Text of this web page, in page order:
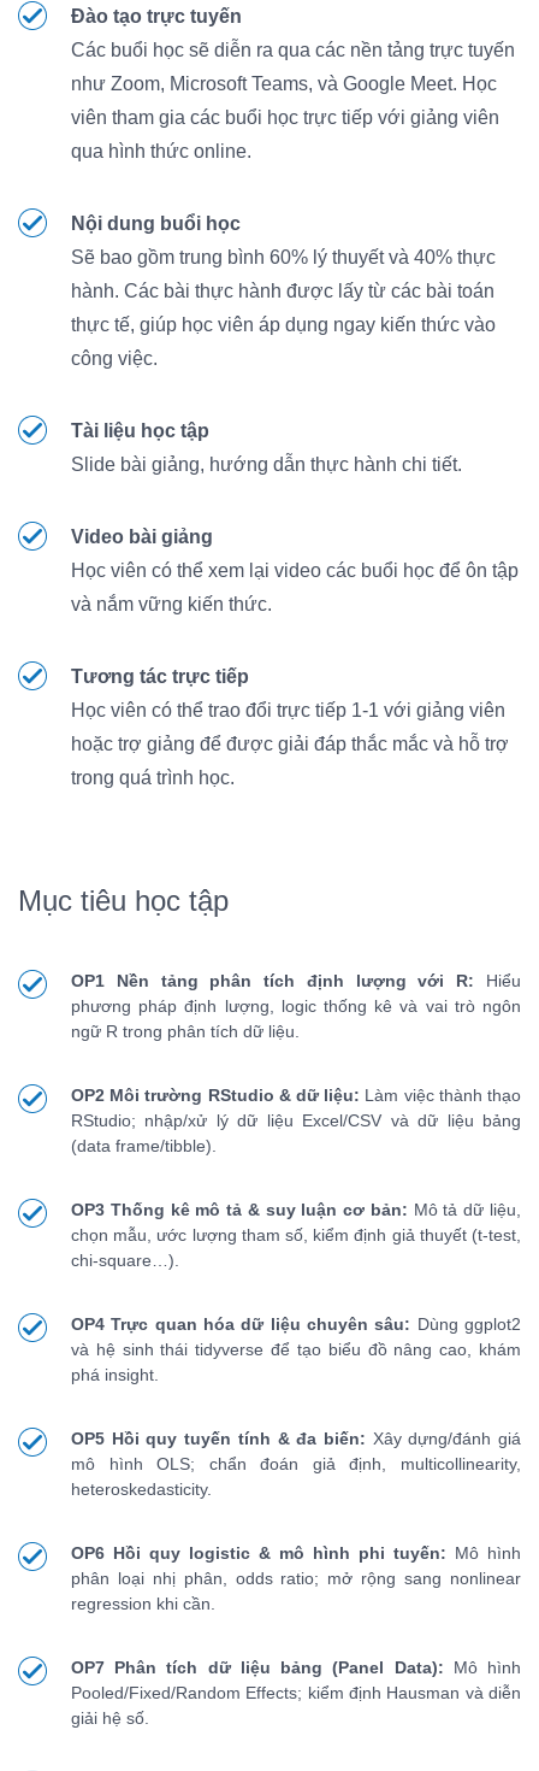
Đào tạo trực tuyến
Các buổi học sẽ diễn ra qua các nền tảng trực tuyến
như Zoom, Microsoft Teams, và Google Meet. Học
viên tham gia các buổi học trực tiếp với giảng viên
qua hình thức online.
Nội dung buổi học
Sẽ bao gồm trung bình 60% lý thuyết và 40% thực
hành. Các bài thực hành được lấy từ các bài toán
thực tế, giúp học viên áp dụng ngay kiến thức vào
công việc.
Tài liệu học tập
Slide bài giảng, hướng dẫn thực hành chi tiết.
Video bài giảng
Học viên có thể xem lại video các buổi học để ôn tập
và nắm vững kiến thức.
Tương tác trực tiếp
Học viên có thể trao đổi trực tiếp 1-1 với giảng viên
hoặc trợ giảng để được giải đáp thắc mắc và hỗ trợ
trong quá trình học.
Mục tiêu học tập
OP1 Nền tảng phân tích định lượng với R: Hiểu
phương pháp định lượng, logic thống kê và vai trò ngôn
ngữ R trong phân tích dữ liệu.
OP2 Môi trường RStudio & dữ liệu: Làm việc thành thạo
RStudio; nhập/xử lý dữ liệu Excel/CSV và dữ liệu bảng
(data frame/tibble).
OP3 Thống kê mô tả & suy luận cơ bản: Mô tả dữ liệu,
chọn mẫu, ước lượng tham số, kiểm định giả thuyết (t-test,
chi-square…).
OP4 Trực quan hóa dữ liệu chuyên sâu: Dùng ggplot2
và hệ sinh thái tidyverse để tạo biểu đồ nâng cao, khám
phá insight.
OP5 Hồi quy tuyến tính & đa biến: Xây dựng/đánh giá
mô hình OLS; chẩn đoán giả định, multicollinearity,
heteroskedasticity.
OP6 Hồi quy logistic & mô hình phi tuyến: Mô hình
phân loại nhị phân, odds ratio; mở rộng sang nonlinear
regression khi cần.
OP7 Phân tích dữ liệu bảng (Panel Data): Mô hình
Pooled/Fixed/Random Effects; kiểm định Hausman và diễn
giải hệ số.